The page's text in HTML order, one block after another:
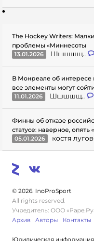
The Hockey Writers:
проблемы «Миннесоты
13.01.2026
Шшшшщ..
В Монреале об интересе
все элементы могут
11.01.2026
Шшшшщ..
Финны об отказе
статусе: наверное,
05.01.2026
костя
© 2026. InoProSport
All rights reserved.
Учредитель: ООО
Архив
Авторы Контакты
Юридическая информация